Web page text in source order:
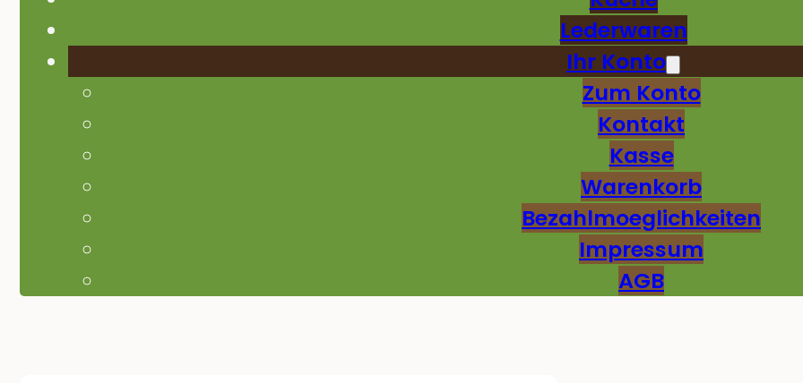
Lederwaren
Ihr Konto
Zum Konto
Kontakt
Kasse
Warenkorb
Bezahlmoeglichkeiten
Impressum
AGB